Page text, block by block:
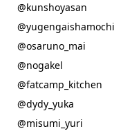
@kunshoyasan
@yugengaishamochi
@osaruno_mai
@nogakel
@fatcamp_kitchen
@dydy_yuka
@misumi_yuri